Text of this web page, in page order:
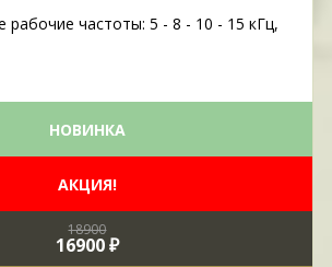
частоты: 5 - 8 - 10 - 15 кГц,
НОВИНКА
АКЦИЯ!
18900
16900 ₽